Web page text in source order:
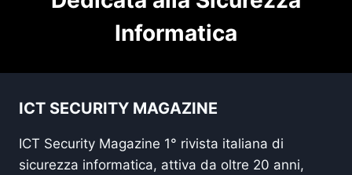
Informatica
ICT SECURITY MAGAZINE
ICT Security Magazine 1° rivista italiana di
sicurezza informatica, attiva da oltre 20 anni,